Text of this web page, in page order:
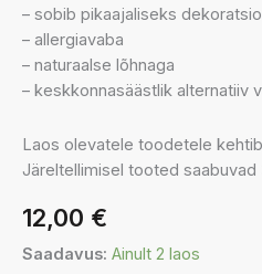
– sobib pikaajaliseks
– allergiavaba
– naturaalse lõhnaga
– keskkonnasäästlik alternatiiv
Laos olevatele toodetele
Järeltellimisel tooted
12,00 €
Saadavus: Ainult 2 laos